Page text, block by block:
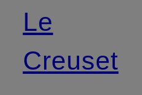
Le
Creuset